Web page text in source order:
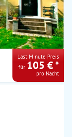
Last Minute Preis
für 105 € *
pro Nacht